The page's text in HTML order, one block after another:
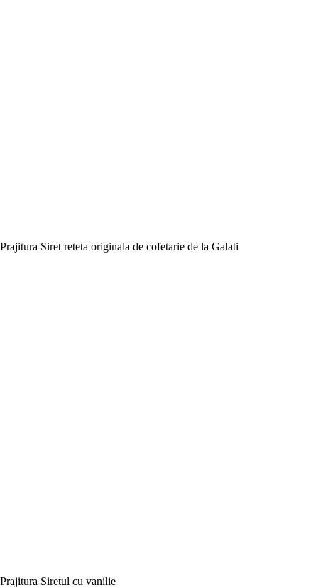
Prajitura Siret reteta originala de cofetarie de la Galati
Prajitura Siretul cu vanilie